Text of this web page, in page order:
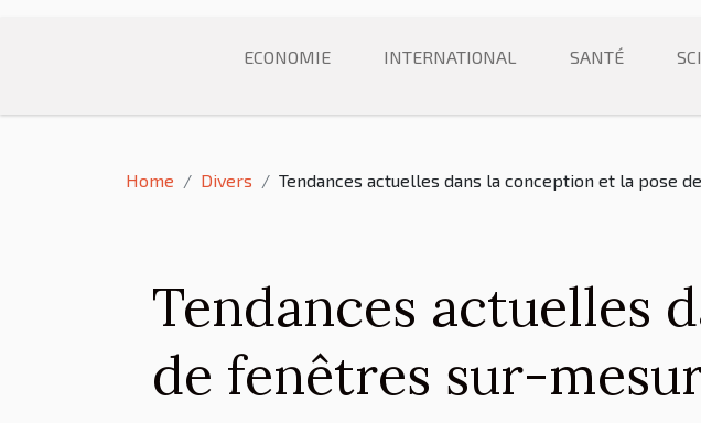
ECONOMIE INTERNATIONAL SANTÉ
Home Divers Tendances actuelles dans la conception et la pose
Tendances actuelles
de fenêtres sur-